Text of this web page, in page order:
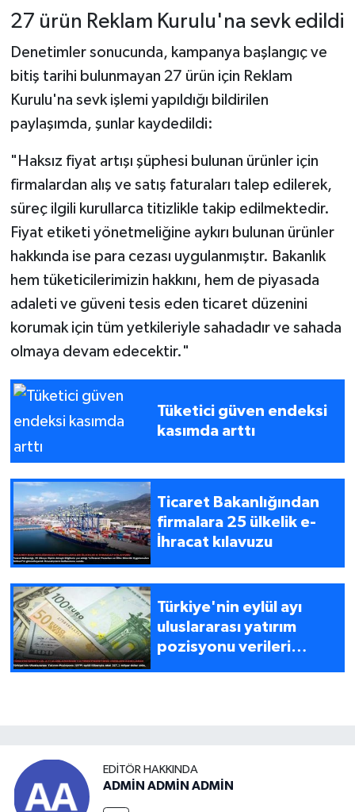
27 ürün Reklam Kurulu'na sevk edildi
Denetimler sonucunda, kampanya başlangıç ve
bitiş tarihi bulunmayan 27 ürün için Reklam
Kurulu'na sevk işlemi yapıldığı bildirilen
paylaşımda, şunlar kaydedildi:
"Haksız fiyat artışı şüphesi bulunan ürünler için
firmalardan alış ve satış faturaları talep edilerek,
süreç ilgili kurullarca titizlikle takip edilmektedir.
Fiyat etiketi yönetmeliğine aykırı bulunan ürünler
hakkında ise para cezası uygulanmıştır. Bakanlık
hem tüketicilerimizin hakkını, hem de piyasada
adaleti ve güveni tesis eden ticaret düzenini
korumak için tüm yetkileriyle sahadadır ve sahada
olmaya devam edecektir."
Tüketici güven endeksi
kasımda arttı
Ticaret Bakanlığından
firmalara 25 ülkelik e-
İhracat kılavuzu
Türkiye'nin eylül ayı
uluslararası yatırım
pozisyonu verileri
EDITÖR HAKKINDA
ADMİN ADMİN ADMİN